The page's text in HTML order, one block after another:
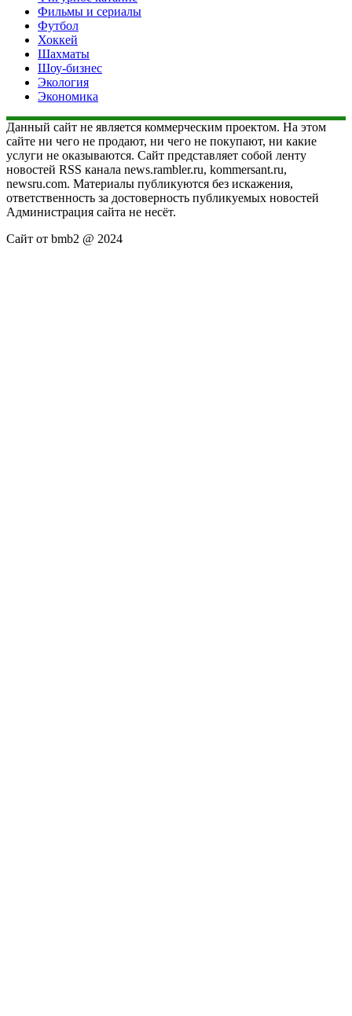
Фильмы и сериалы
Футбол
Хоккей
Шахматы
Шоу-бизнес
Экология
Экономика
Данный сайт не является коммерческим проектом. На этом
сайте ни чего не продают, ни чего не покупают, ни какие
услуги не оказываются. Сайт представляет собой ленту
новостей RSS канала news.rambler.ru, kommersant.ru,
newsru.com. Материалы публикуются без искажения,
ответственность за достоверность публикуемых новостей
Администрация сайта не несёт.
Сайт от bmb2 @ 2024